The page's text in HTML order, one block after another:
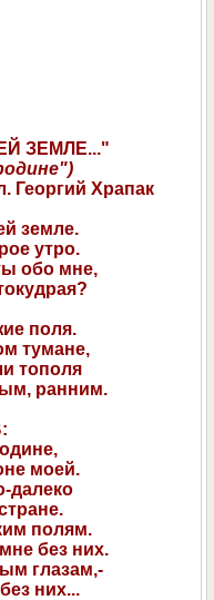
ЗЕМЛЕ..."
Георгий Храпак
земле.
утро.
обо мне,
поля.
тумане,
тополя
ранним.
моей.
далеко
полям.
без них.
глазам,-
них...